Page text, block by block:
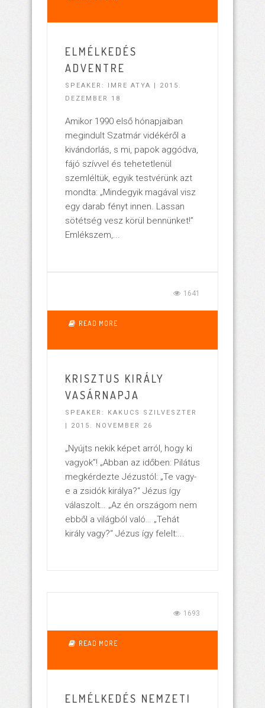
ELMÉLKEDÉS
ADVENTRE
SPEAKER: IMRE ATYA | 2015.
DEZEMBER 18
Amikor 1990 első hónapjaiban
megindult Szatmár vidékéről a
kivándorlás, s mi, papok aggódva,
fájó szívvel és tehetetlenül
szemléltük, egyik testvérünk azt
mondta: „Mindegyik magával visz
egy darab fényt innen. Lassan
sötétség vesz körül bennünket!”
Emlékszem,...
1641
READ MORE
KRISZTUS KIRÁLY
VASÁRNAPJA
SPEAKER: KAKUCS SZILVESZTER
| 2015. NOVEMBER 26
„Nyújts nekik képet arról, hogy ki
vagyok”! „Abban az időben: Pilátus
megkérdezte Jézustól: „Te vagy-
e a zsidók királya?“ Jézus így
válaszolt… „Az én országom nem
ebből a világból való… „Tehát
király vagy?“ Jézus így felelt:...
1693
READ MORE
ELMÉLKEDÉS NEMZETI